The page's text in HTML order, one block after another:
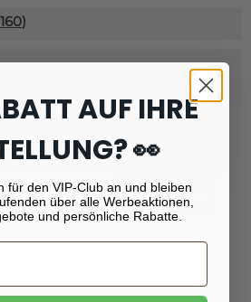
)
unseren Newsletter
Sie Rabatt von 10 %!
Registrieren
AUF IHRE
👀
für den VIP-Club an und bleiben
über alle Werbeaktionen,
und persönliche Rabatte.